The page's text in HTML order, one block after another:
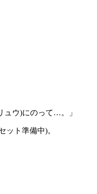
ュウ)にのって…。」
ット準備中)。